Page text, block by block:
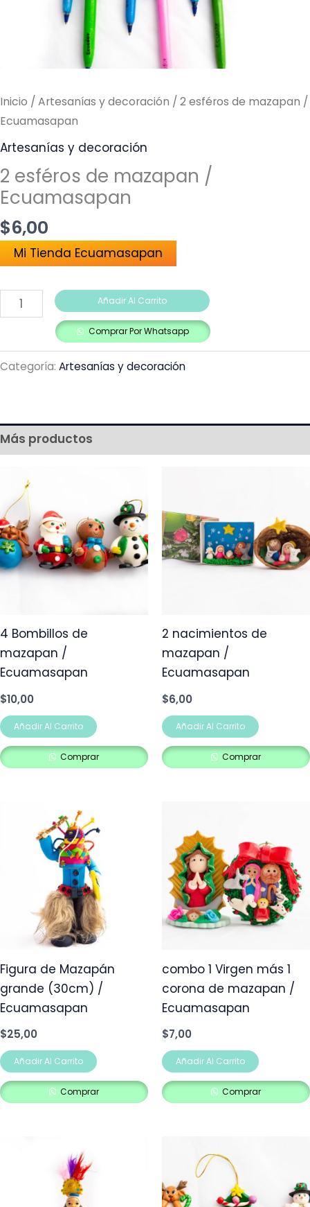
Inicio / Artesanías y decoración / 2 esféros de mazapan /
Ecuamasapan
Artesanías y decoración
2 esféros de mazapan /
Ecuamasapan
$6,00
Mi Tienda Ecuamasapan
Añadir Al Carrito
Comprar Por Whatsapp
Categoría: Artesanías y decoración
Más productos
4 Bombillos de
mazapan /
Ecuamasapan
$10,00
Añadir Al Carrito
Comprar
2 nacimientos de
mazapan /
Ecuamasapan
$6,00
Añadir Al Carrito
Comprar
Figura de Mazapán
grande (30cm) /
Ecuamasapan
$25,00
Añadir Al Carrito
Comprar
combo 1 Virgen más 1
corona de mazapan /
Ecuamasapan
$7,00
Añadir Al Carrito
Comprar